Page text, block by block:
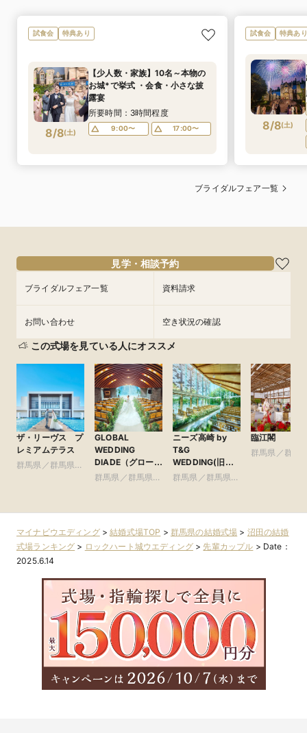
試食会 特典あり
8/8(土)
【少人数・家族】10名～本物の
お城*で挙式 ・会食・小さな披
露宴
所要時間：3時間程度
9:00〜 17:00〜
試食会 特典あり
8/8(土)
ブライダルフェア一覧
見学・相談予約
ブライダルフェア一覧 資料請求
お問い合わせ 空き状況の確認
この式場を見ている人にオススメ
ザ・リーヴス プ
レミアムテラス
群馬県／群馬県全
GLOBAL
WEDDING
DIADE（グローバ
ル ウエディン
群馬県／群馬県全
ニーズ高崎 by
T&G
WEDDING(旧
アーセンティア迎
群馬県／群馬県全
臨江閣
群馬県／群馬
マイナビウエディング>結婚式場TOP > 群馬県の結婚式場 > 沼田の結婚
式場ランキング > ロックハート城ウエディング> 先輩カップル > Date：
2025.6.14